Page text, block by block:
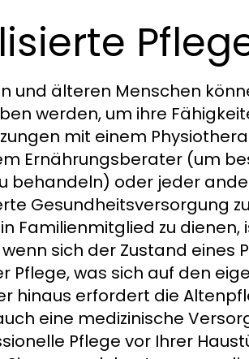
und älteren Menschen
werden, um ihre
mit einem
Ernährungsberater (um
behandeln) oder jeder
Gesundheitsversorgung
Familienmitglied zu
sich der Zustand
Pflege, was sich auf den
hinaus erfordert die
eine medizinische
Pflege vor Ihrer